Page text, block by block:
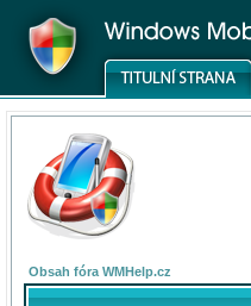
Obsah fóra WMHelp.cz